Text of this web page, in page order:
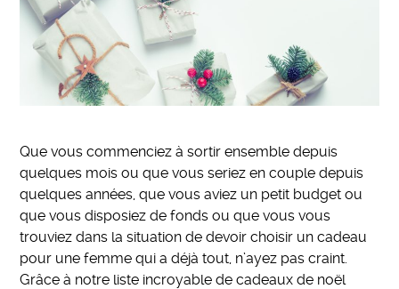
Que vous commenciez à sortir ensemble depuis
quelques mois ou que vous seriez en couple depuis
quelques années, que vous aviez un petit budget ou
que vous disposiez de fonds ou que vous vous
trouviez dans la situation de devoir choisir un cadeau
pour une femme qui a déjà tout, n’ayez pas craint.
Grâce à notre liste incroyable de cadeaux de noël